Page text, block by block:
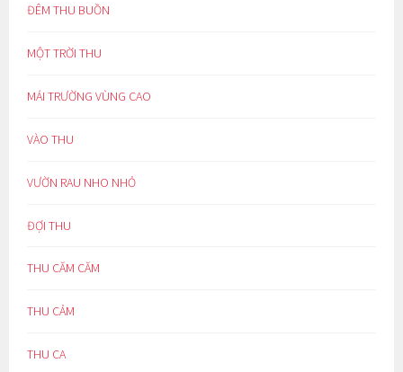
ĐÊM THU BUỒN
MỘT TRỜI THU
MÁI TRƯỜNG VÙNG CAO
VÀO THU
VƯỜN RAU NHO NHỎ
ĐỢI THU
THU CĂM CĂM
THU CẢM
THU CA